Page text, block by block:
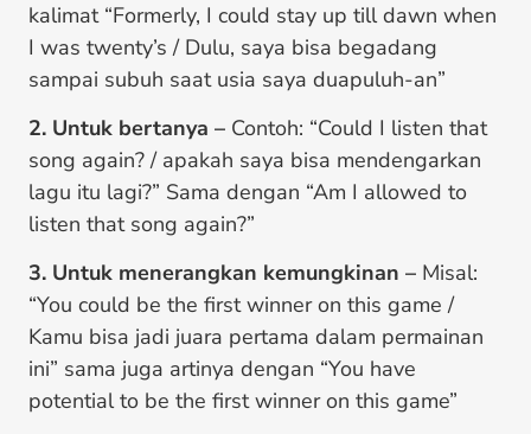
kalimat “Formerly, I could stay up till dawn when
I was twenty’s / Dulu, saya bisa begadang
sampai subuh saat usia saya duapuluh-an”
2. Untuk bertanya – Contoh: “Could I listen that
song again? / apakah saya bisa mendengarkan
lagu itu lagi?” Sama dengan “Am I allowed to
listen that song again?”
3. Untuk menerangkan kemungkinan – Misal:
“You could be the first winner on this game /
Kamu bisa jadi juara pertama dalam permainan
ini” sama juga artinya dengan “You have
potential to be the first winner on this game”